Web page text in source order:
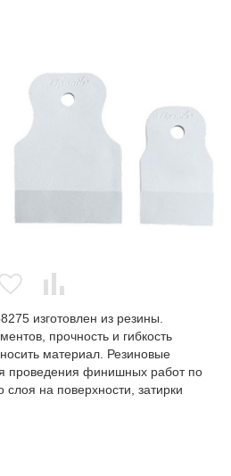
изготовлен из резины.
прочность и гибкость
материал. Резиновые
проведения финишных работ по
на поверхности, затирки